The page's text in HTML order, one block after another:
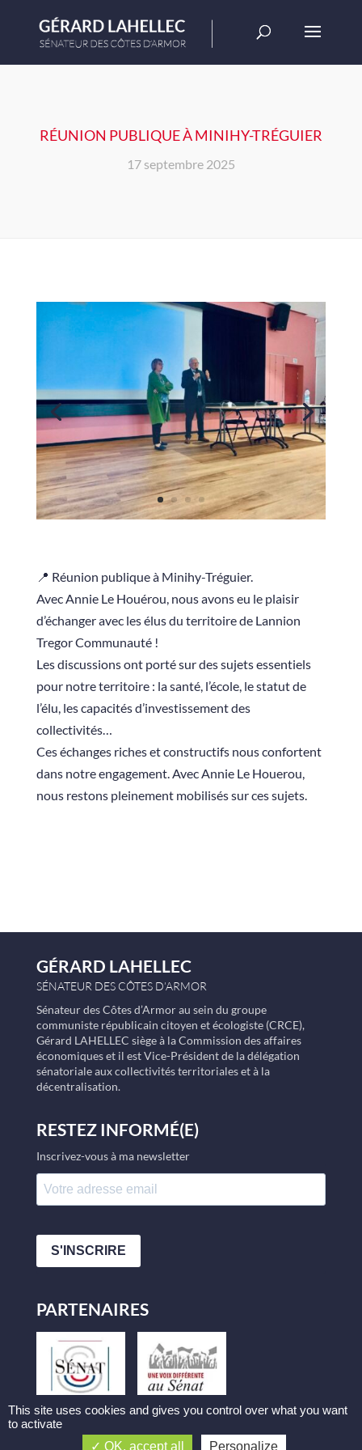
RÉUNION PUBLIQUE À MINIHY-TRÉGUIER
17 septembre 2025
📍 Réunion publique à Minihy-Tréguier.
Avec Annie Le Houérou, nous avons eu le plaisir
d’échanger avec les élus du territoire de Lannion
Tregor Communauté !
Les discussions ont porté sur des sujets essentiels
pour notre territoire : la santé, l’école, le statut de
l’élu, les capacités d’investissement des
collectivités…
Ces échanges riches et constructifs nous confortent
dans notre engagement. Avec Annie Le Houerou,
nous restons pleinement mobilisés sur ces sujets.
GÉRARD LAHELLEC
SÉNATEUR DES CÔTES D’ARMOR
Sénateur des Côtes d’Armor au sein du groupe
communiste républicain citoyen et écologiste (CRCE),
Gérard LAHELLEC siège à la Commission des affaires
économiques et il est Vice-Président de la délégation
sénatoriale aux collectivités territoriales et à la
décentralisation.
RESTEZ INFORMÉ(E)
Inscrivez-vous à ma newsletter
S'INSCRIRE
PARTENAIRES
This site uses cookies and gives you control over what you want
to activate
OK, accept all
Personalize